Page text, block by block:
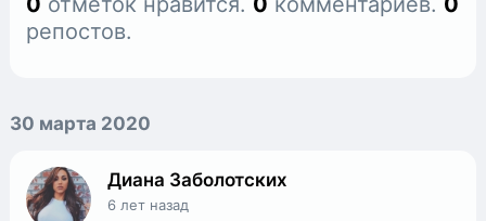
репостов.
30 марта 2020
Диана Заболотских
6 лет назад